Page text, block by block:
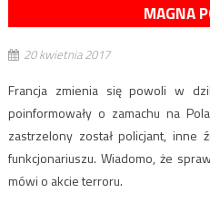
MAGNA
20 kwietnia 2017
Francja zmienia się powoli w
poinformowały o zamachu na
zastrzelony został policjant, inne
funkcjonariuszu. Wiadomo, że
mówi o akcie terroru.